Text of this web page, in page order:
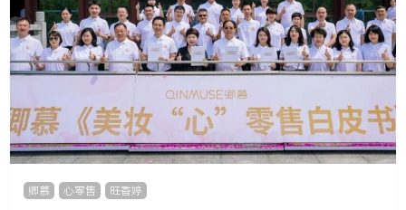
卿慕 心零售 旺香婷